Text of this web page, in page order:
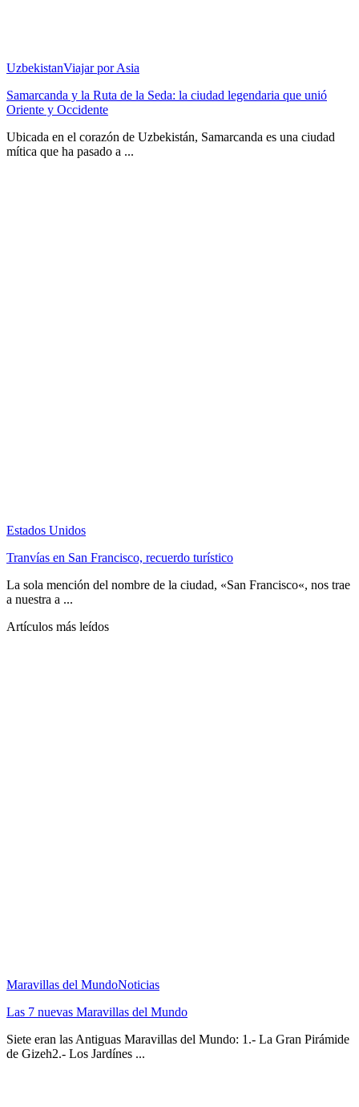
UzbekistanViajar por Asia
Samarcanda y la Ruta de la Seda: la ciudad legendaria que unió
Oriente y Occidente
Ubicada en el corazón de Uzbekistán, Samarcanda es una ciudad
mítica que ha pasado a ...
Estados Unidos
Tranvías en San Francisco, recuerdo turístico
La sola mención del nombre de la ciudad, «San Francisco«, nos trae
a nuestra a ...
Artículos más leídos
Maravillas del MundoNoticias
Las 7 nuevas Maravillas del Mundo
Siete eran las Antiguas Maravillas del Mundo: 1.- La Gran Pirámide
de Gizeh2.- Los Jardínes ...